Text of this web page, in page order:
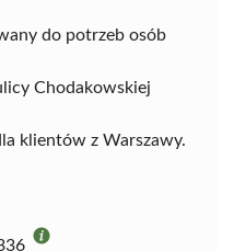
do potrzeb osób
Chodakowskiej
klientów z Warszawy.